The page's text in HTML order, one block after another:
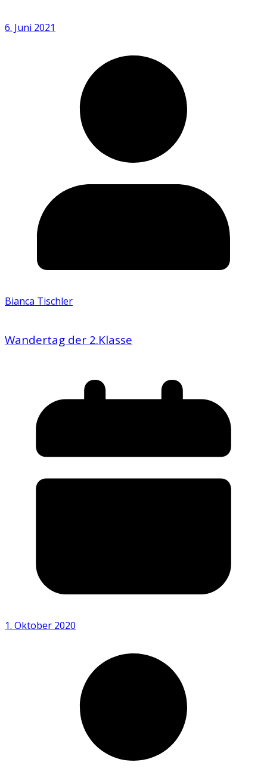
6. Juni 2021
Bianca Tischler
Wandertag der 2.Klasse
1. Oktober 2020